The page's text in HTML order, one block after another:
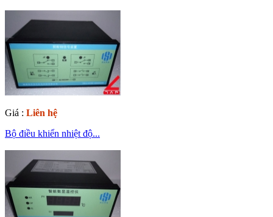
Giá : Liên hệ
Bộ điều khiển nhiệt độ...